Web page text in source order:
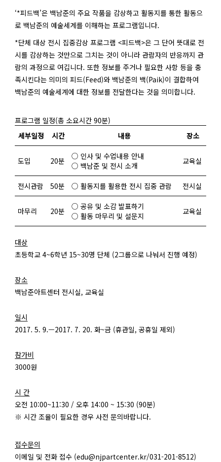
‘*피드백’은 백남준의 주요 작품을 감상하고 활동지를 통한 활동으
로 백남준의 예술세계를 이해하는 프로그램입니다.
*단체 대상 전시 집중감상 프로그램 <피드백>은 그 단어 뜻대로 전
시를 감상하는 것만으로 그치는 것이 아니라 관람자의 반응까지 관
람의 과정으로 여깁니다. 또한 정보를 주거나 필요한 사항 등을 충
족시킨다는 의미의 피드(Feed)와 백남준의 백(Paik)이 결합하여
백남준의 예술세계에 대한 정보를 전달한다는 것을 의미합니다.
프로그램 일정(총 소요시간 90분)
세부일정
시간 내용 장소
도입 20분
○ 인사 및 수업내용 안내
○ 백남준 및 전시 소개
교육실
전시관람 50분 ○ 활동지를 활용한 전시 집중 관람 전시실
마무리 20분
○ 공유 및 소감 발표하기
○ 활동 마무리 및 설문지
교육실
대상
초등학교 4~6학년 15~30명 단체 (2그룹으로 나눠서 진행 예정)
장소
백남준아트센터 전시실, 교육실
일시
2017. 5. 9.—2017. 7. 20. 화~금 (휴관일, 공휴일 제외)
참가비
3000원
시 간
오전 10:00~11:30 / 오후 14:00 ~ 15:30 (90분)
※ 시간 조율이 필요한 경우 사전 문의바랍니다.
접수문의
이메일 및 전화 접수 (edu@njpartcenter.kr/031-201-8512)